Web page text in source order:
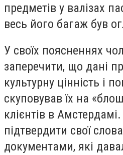
предметів у валізах
весь його багаж був
У своїх поясненнях
заперечити, що дані
культурну цінність і
скуповував їх на
клієнтів в
підтвердити свої
документами, які